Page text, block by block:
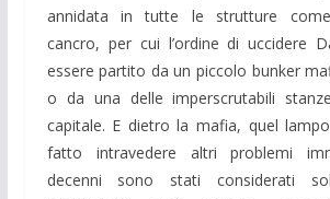
annidata in tutte le strutture
cancro, per cui l’ordine di uccidere
essere partito da un piccolo bunker
o da una delle imperscrutabili
capitale. E dietro la mafia, quel
fatto intravedere altri problemi
decenni sono stati considerati